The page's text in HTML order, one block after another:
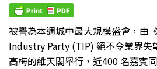
被譽為本週城中最大規模盛會，由
Industry Party (TIP) 絕不令業界失
高梅的維天閣舉行，近400 名嘉賓